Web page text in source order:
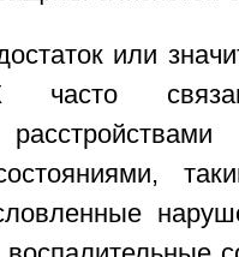
или
часто